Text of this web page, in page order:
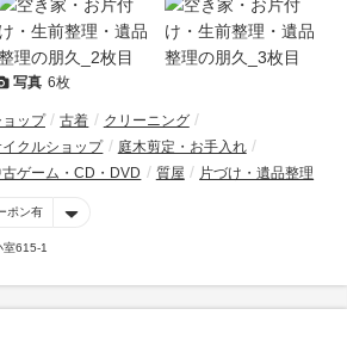
写真 6枚
ップ 古着
クリーニング
イクルショップ
庭木剪定・お手入れ
古ゲーム・CD・DVD 質屋 片づけ・遺品整理
ポン有
室615-1